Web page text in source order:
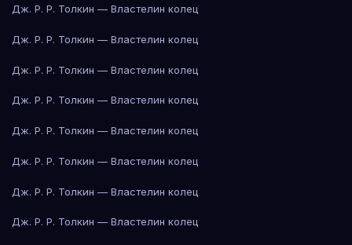
Дж. Р. Р. Толкин — Властелин колец
Дж. Р. Р. Толкин — Властелин колец
Дж. Р. Р. Толкин — Властелин колец
Дж. Р. Р. Толкин — Властелин колец
Дж. Р. Р. Толкин — Властелин колец
Дж. Р. Р. Толкин — Властелин колец
Дж. Р. Р. Толкин — Властелин колец
Дж. Р. Р. Толкин — Властелин колец